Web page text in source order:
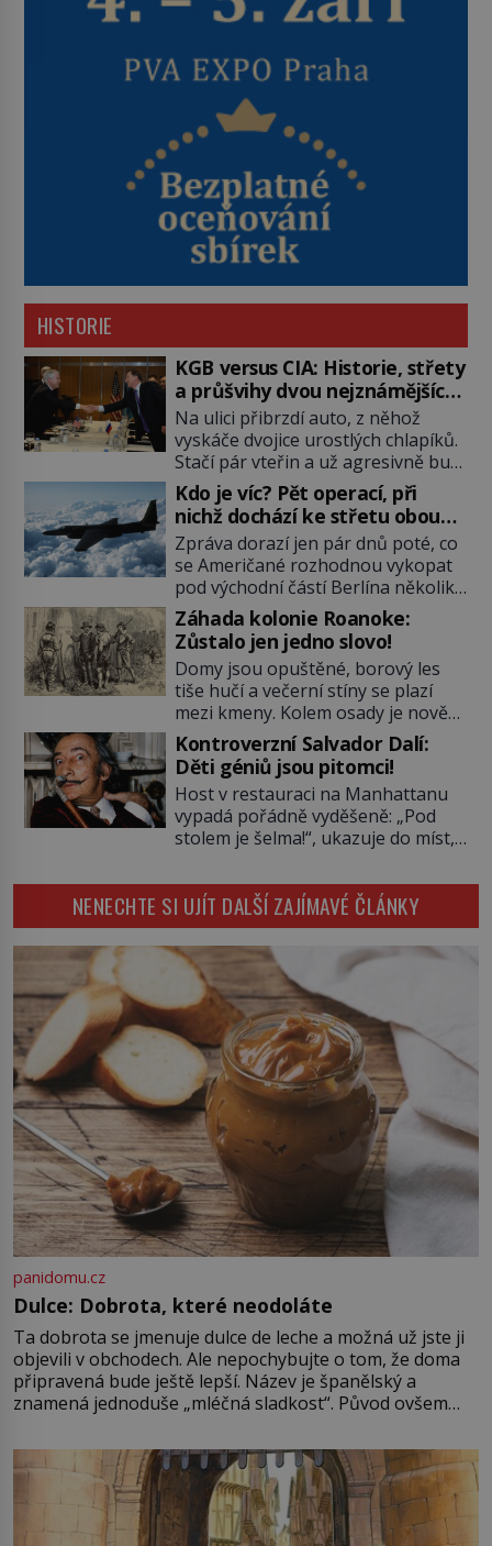
HISTORIE
KGB versus CIA: Historie, střety
a průšvihy dvou nejznámějších
tajných služeb historie
Na ulici přibrzdí auto, z něhož
vyskáče dvojice urostlých chlapíků.
Stačí pár vteřin a už agresivně buší
na dveře. O další okamžik později
vlečou nebožáka do auta, a pak už
ho nikdy nikdo nespatří. Dostal se
totiž do rukou všemocné KGB. Jako
sourozenci, kteří si nemohou přijít
na jméno. Neustále se předhání v
plánování sabotáží, […]
Kdo je víc? Pět operací, při
nichž dochází ke střetu obou
tajných služeb
Zpráva dorazí jen pár dnů poté, co
se Američané rozhodnou vykopat
pod východní částí Berlína několik
stovek metrů dlouhý tunel. Sověti
na sobě nenechají nic znát a
nechají nepřítele, aby si myslel, že
je přechytračil. Cennou informaci
jim dodá jeden z agentů. Oba
tábory jsou zvyklé působit v pozadí
a podle situace tlačit, jak oni […]
Záhada kolonie Roanoke:
Zůstalo jen jedno slovo!
Domy jsou opuštěné, borový les
tiše hučí a večerní stíny se plazí
mezi kmeny. Kolem osady je nově
postavená palisáda, ale ani to
nejspíš nedokáže osadníky
zachránit. Muži, ženy, děti – všichni
jsou pryč. Nadobro a navždycky!
Kapitán John White (asi 1539–1593)
v srpnu 1587 naposledy zamává
vstoupí na palubu. Nechce […]
Kontroverzní Salvador Dalí:
Děti géniů jsou pitomci!
Host v restauraci na Manhattanu
vypadá pořádně vyděšeně: „Pod
stolem je šelma!“, ukazuje do míst,
Dalí nohy. „Není důvod k obavám,
to je obyčejná kočka přemalovaná
v op art designu,“ uklidňuje ho
malíř. Zabere to. Tato „kočka“ je
jeho miláčkem, jmenuje se Babou a
ve skutečnosti je to ocelot. Babou
[…]
NENECHTE SI UJÍT DALŠÍ ZAJÍMAVÉ ČLÁNKY
panidomu.cz
Dulce: Dobrota, které neodoláte
Ta dobrota se jmenuje dulce de leche a možná už jste ji
objevili v obchodech. Ale nepochybujte o tom, že doma
připravená bude ještě lepší. Název je španělský a
znamená jednoduše „mléčná sladkost“. Původ ovšem
pře hned několik latinskoamerických zemí a k tomu
Francie, kde se traduje,